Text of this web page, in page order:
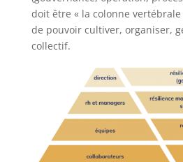
doit être « la colonne vertébrale
de pouvoir cultiver, organiser,
collectif.